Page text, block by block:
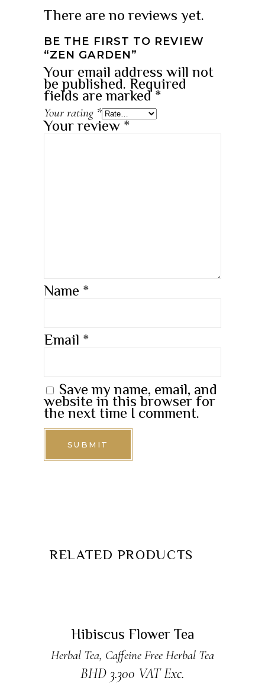
There are no reviews yet.
BE THE FIRST TO REVIEW
“ZEN GARDEN”
Your email address will not
be published.Required
fields are marked*
Your rating *
Your review*
Name*
Email*
Save my name, email, and
website in this browser for
the next time I comment.
RELATED PRODUCTS
Hibiscus Flower Tea
Herbal Tea, Caffeine Free Herbal Tea
BHD 3.300 VAT Exc.